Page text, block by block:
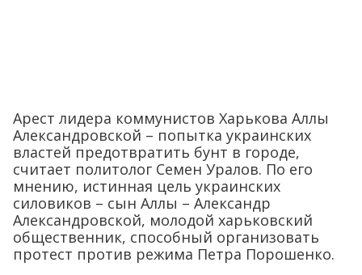
Арест лидера коммунистов Харькова Аллы
Александровской – попытка украинских
властей предотвратить бунт в городе,
считает политолог Семен Уралов. По его
мнению, истинная цель украинских
силовиков – сын Аллы – Александр
Александровской, молодой харьковский
общественник, способный организовать
протест против режима Петра Порошенко.